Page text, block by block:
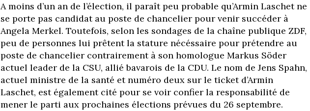
A moins d’un an de l’élection, il paraît peu probable qu’Armin Laschet ne
se porte pas candidat au poste de chancelier pour venir succéder à
Angela Merkel. Toutefois, selon les sondages de la chaîne publique ZDF,
peu de personnes lui prêtent la stature nécéssaire pour prétendre au
poste de chancelier contrairement à son homologue Markus Söder
actuel leader de la CSU, allié bavarois de la CDU. Le nom de Jens Spahn,
actuel ministre de la santé et numéro deux sur le ticket d’Armin
Laschet, est également cité pour se voir confier la responsabilité de
mener le parti aux prochaines élections prévues du 26 septembre.